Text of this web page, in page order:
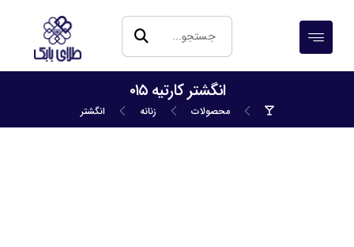
انگشتر کارتیه ۰۱۵
محصولات زنانه انگشتر